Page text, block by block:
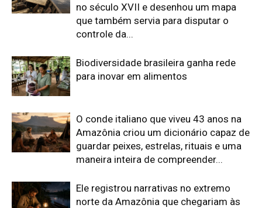
no século XVII e desenhou um mapa
que também servia para disputar o
controle da...
Biodiversidade brasileira ganha rede
para inovar em alimentos
O conde italiano que viveu 43 anos na
Amazônia criou um dicionário capaz de
guardar peixes, estrelas, rituais e uma
maneira inteira de compreender...
Ele registrou narrativas no extremo
norte da Amazônia que chegariam às